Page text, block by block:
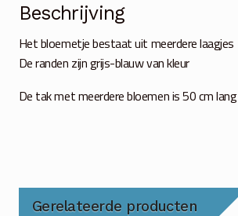
Beschrijving
Het bloemetje bestaat uit meerdere laagjes
De randen zijn grijs-blauw van kleur
De tak met meerdere bloemen is 50 cm lang
Gerelateerde producten